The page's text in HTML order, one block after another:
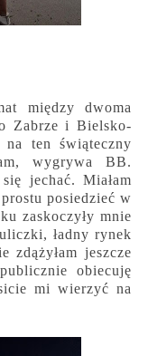
między dwoma
Zabrze i Bielsko-
ten świąteczny
wygrywa BB.
jechać. Miałam
posiedzieć w
zaskoczyły mnie
ładny rynek
zdążyłam jeszcze
obiecuję
mi wierzyć na